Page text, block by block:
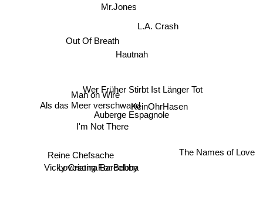
Hautnah
KeinOhrHasen
L.A. Crash
Wer Früher Stirbt Ist Länger Tot
Mr.Jones
Auberge Espagnole
Als das Meer verschwand
I'm Not There
Out Of Breath
Man on Wire
Lovesong For Bobby
Vicky Cristina Barcelona
Reine Chefsache The Names of Love